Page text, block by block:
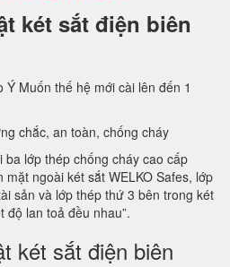
két sắt điện biên
Muốn thế hệ mới cài lên đến 1
chắc, an toàn, chống cháy
lớp thép chống cháy cao cấp
ngoài két sắt WELKO Safes, lớp
sản và lớp thép thứ 3 bên trong két
độ lan toả đều nhau”.
két sắt điện biên